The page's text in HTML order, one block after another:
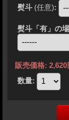
熨斗 (任意):
熨斗「有」の
販売価格: 2,620
数量: